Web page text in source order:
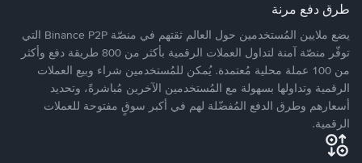
طرق دفع مرنة
يضع ملايين المُستخدمين حول العالم ثقتهم في منصّة Binance P2P التي
توفّر منصّة آمنة لتداول العملات الرقمية بأكثر من 800 طريقة دفع وأكثر
من 100 عملة محلية مُعتمدة. يُمكن للمُستخدمين شراء وبيع العملات
الرقمية وتداولها بسهولة مع المُستخدمين الآخرين مُباشرةً، وتحديد
أسعارهم وطرق الدفع المُفضّلة لهم في أكبر سوقٍ مفتوحة للعملات
الرقمية.